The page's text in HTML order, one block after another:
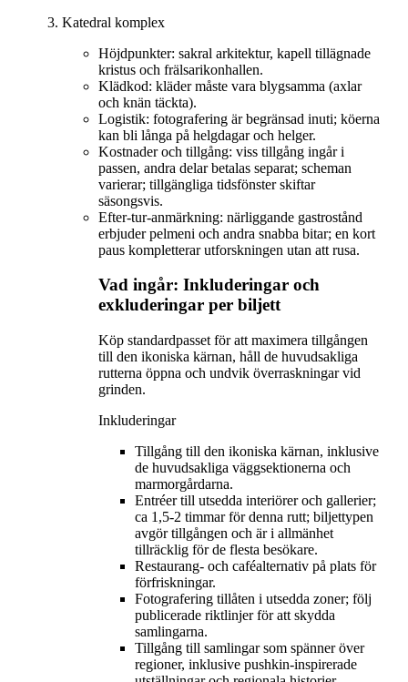
Katedral komplex
Höjdpunkter: sakral arkitektur, kapell tillägnade
kristus och frälsarikonhallen.
Klädkod: kläder måste vara blygsamma (axlar
och knän täckta).
Logistik: fotografering är begränsad inuti; köerna
kan bli långa på helgdagar och helger.
Kostnader och tillgång: viss tillgång ingår i
passen, andra delar betalas separat; scheman
varierar; tillgängliga tidsfönster skiftar
säsongsvis.
Efter-tur-anmärkning: närliggande gastrostånd
erbjuder pelmeni och andra snabba bitar; en kort
paus kompletterar utforskningen utan att rusa.
Vad ingår: Inkluderingar och
exkluderingar per biljett
Köp standardpasset för att maximera tillgången
till den ikoniska kärnan, håll de huvudsakliga
rutterna öppna och undvik överraskningar vid
grinden.
Inkluderingar
Tillgång till den ikoniska kärnan, inklusive
de huvudsakliga väggsektionerna och
marmorgårdarna.
Entréer till utsedda interiörer och gallerier;
ca 1,5-2 timmar för denna rutt; biljettypen
avgör tillgången och är i allmänhet
tillräcklig för de flesta besökare.
Restaurang- och caféalternativ på plats för
förfriskningar.
Fotografering tillåten i utsedda zoner; följ
publicerade riktlinjer för att skydda
samlingarna.
Tillgång till samlingar som spänner över
regioner, inklusive pushkin-inspirerade